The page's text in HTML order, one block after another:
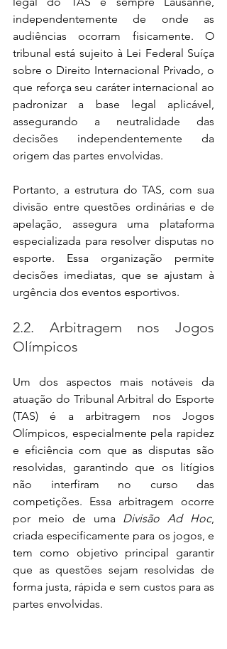
independentemente de onde as
audiências ocorram fisicamente. O
tribunal está sujeito à Lei Federal Suíça
sobre o Direito Internacional Privado, o
que reforça seu caráter internacional ao
padronizar a base legal aplicável,
assegurando a neutralidade das
decisões independentemente da
origem das partes envolvidas.
Portanto, a estrutura do TAS, com sua
divisão entre questões ordinárias e de
apelação, assegura uma plataforma
especializada para resolver disputas no
esporte. Essa organização permite
decisões imediatas, que se ajustam à
urgência dos eventos esportivos.
2.2. Arbitragem nos Jogos
Olímpicos
Um dos aspectos mais notáveis da
atuação do Tribunal Arbitral do Esporte
(TAS) é a arbitragem nos Jogos
Olímpicos, especialmente pela rapidez
e eficiência com que as disputas são
resolvidas, garantindo que os litígios
não interfiram no curso das
competições. Essa arbitragem ocorre
por meio de uma Divisão Ad Hoc,
criada especificamente para os jogos, e
tem como objetivo principal garantir
que as questões sejam resolvidas de
forma justa, rápida e sem custos para as
partes envolvidas.